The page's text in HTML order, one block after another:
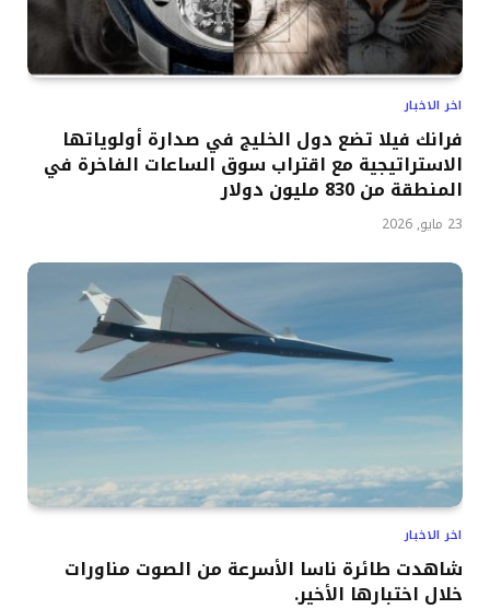
اخر الاخبار
فرانك فيلا تضع دول الخليج في صدارة أولوياتها
الاستراتيجية مع اقتراب سوق الساعات الفاخرة في
المنطقة من 830 مليون دولار
23 مايو, 2026
اخر الاخبار
شاهدت طائرة ناسا الأسرعة من الصوت مناورات
خلال اختبارها الأخير.